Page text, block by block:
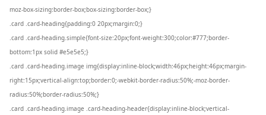
moz-box-sizing:border-box;box-sizing:border-box;}
.card .card-heading{padding:0 20px;margin:0;}
.card .card-heading.simple{font-size:20px;font-weight:300;color:#777;border-
bottom:1px solid #e5e5e5;}
.card .card-heading.image img{display:inline-block;width:46px;height:46px;margin-
right:15px;vertical-align:top;border:0;-webkit-border-radius:50%;-moz-border-
radius:50%;border-radius:50%;}
.card .card-heading.image .card-heading-header{display:inline-block;vertical-